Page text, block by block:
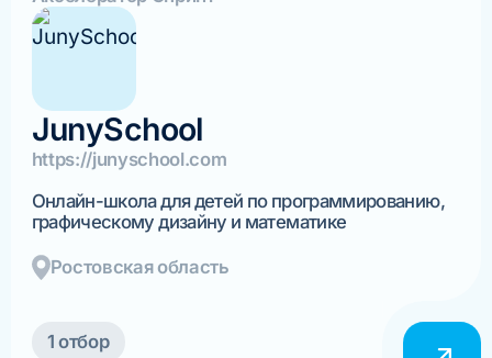
JunySchool
https://junyschool.com
Онлайн-школа для детей по программированию,
графическому дизайну и математике
Ростовская область
1 отбор